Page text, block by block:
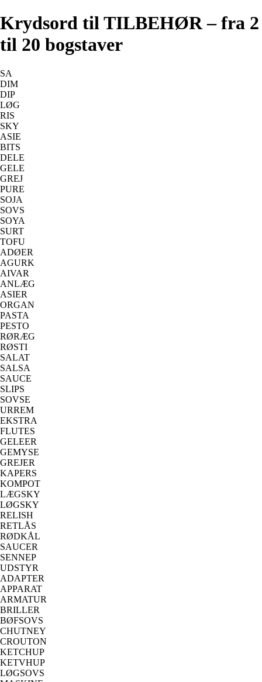
Krydsord til TILBEHØR – fra 2
til 20 bogstaver
SA
DIM
DIP
LØG
RIS
SKY
ASIE
BITS
DELE
GELE
GREJ
PURE
SOJA
SOVS
SOYA
SURT
TOFU
ADØER
AGURK
AIVAR
ANLÆG
ASIER
ORGAN
PASTA
PESTO
RØRÆG
RØSTI
SALAT
SALSA
SAUCE
SLIPS
SOVSE
URREM
EKSTRA
FLUTES
GELEER
GEMYSE
GREJER
KAPERS
KOMPOT
LÆGSKY
LØGSKY
RELISH
RETLÅS
RØDKÅL
SAUCER
SENNEP
UDSTYR
ADAPTER
APPARAT
ARMATUR
BRILLER
BØFSOVS
CHUTNEY
CROUTON
KETCHUP
KETVHUP
LØGSOVS